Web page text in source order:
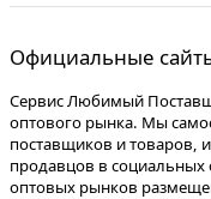
Официальные
Сервис Любимый
оптового рынка. Мы
поставщиков и товаров,
продавцов в социальных
оптовых рынков